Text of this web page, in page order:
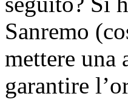
Sanremo
mettere una
garantire